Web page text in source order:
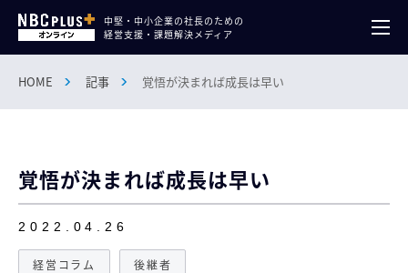
中堅・中小企業の社長のための
経営支援・課題解決メディア
HOME 記事 覚悟が決まれば成長は早い
覚悟が決まれば成長は早い
2022.04.26
経営コラム 後継者